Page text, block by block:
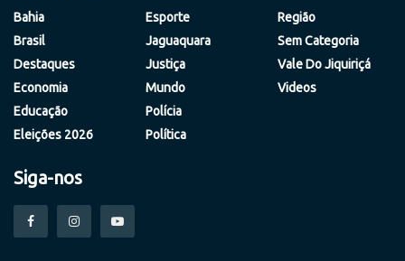
Bahia
Brasil
Destaques
Economia
Educação
Eleições 2026
Esporte
Jaguaquara
Justiça
Mundo
Polícia
Política
Região
Sem Categoria
Vale Do Jiquiriçá
Videos
Siga-nos